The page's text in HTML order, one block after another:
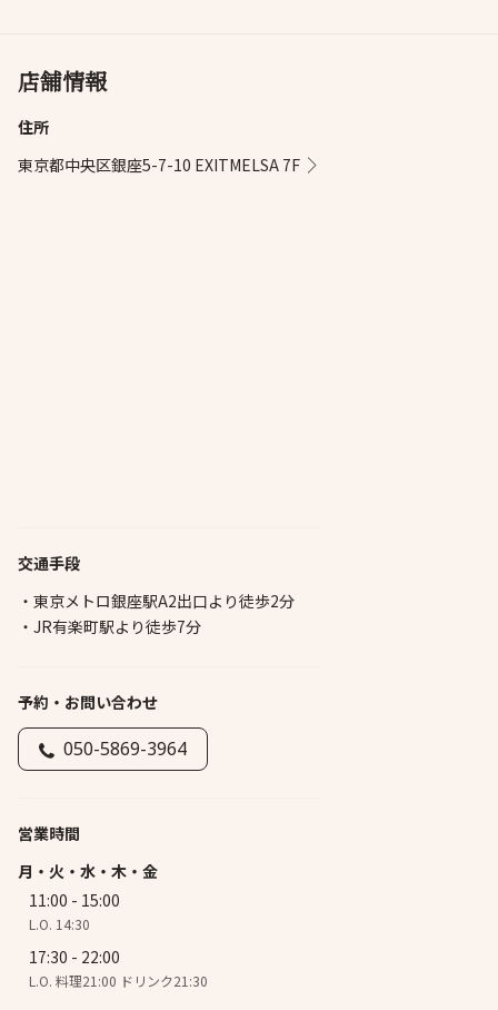
店舗情報
住所
東京都中央区銀座5-7-10 EXITMELSA 7F
交通手段
・東京メトロ銀座駅A2出口より徒歩2分
・JR有楽町駅より徒歩7分
予約・お問い合わせ
050-5869-3964
営業時間
月・火・水・木・金
11:00 - 15:00
L.O. 14:30
17:30 - 22:00
L.O. 料理21:00 ドリンク21:30